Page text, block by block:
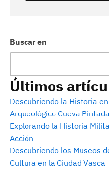
Buscar en
Últimos
Descubriendo la Historia
Arqueológico Cueva Pintada
Explorando la Historia
Acción
Descubriendo los Museos
Cultura en la Ciudad Vasca